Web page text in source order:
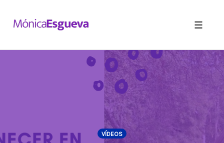
VÍDEOS